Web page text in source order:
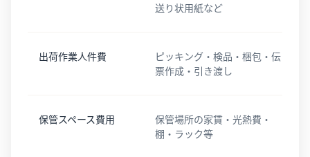
送り状用紙など
出荷作業人件費
ピッキング・検品・梱包・伝
票作成・引き渡し
保管スペース費用
保管場所の家賃・光熱費・
棚・ラック等